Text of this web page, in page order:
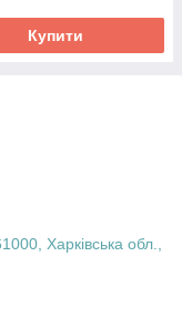
Купити
Харківська обл.,